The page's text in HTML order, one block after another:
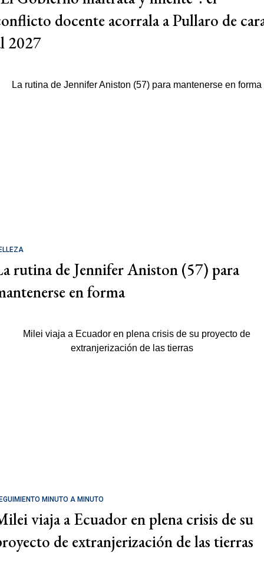
docente acorrala a Pullaro de
2027
rutina de Jennifer Aniston (57) para
en forma
MINUTO A MINUTO
viaja a Ecuador en plena crisis de su
de extranjerización de las tierras